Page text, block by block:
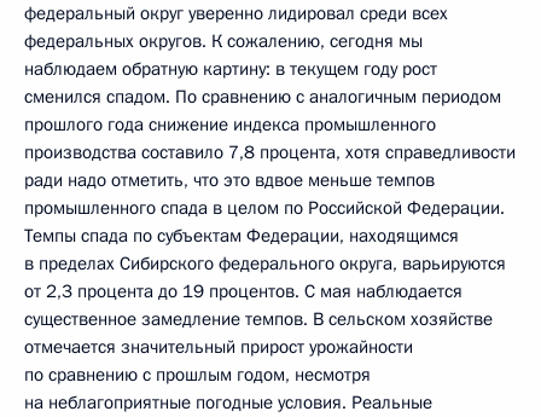
федеральный округ уверенно лидировал среди всех
федеральных округов. К сожалению, сегодня мы
наблюдаем обратную картину: в текущем году рост
сменился спадом. По сравнению с аналогичным периодом
прошлого года снижение индекса промышленного
производства составило 7,8 процента, хотя справедливости
ради надо отметить, что это вдвое меньше темпов
промышленного спада в целом по Российской Федерации.
Темпы спада по субъектам Федерации, находящимся
в пределах Сибирского федерального округа, варьируются
от 2,3 процента до 19 процентов. С мая наблюдается
существенное замедление темпов. В сельском хозяйстве
отмечается значительный прирост урожайности
по сравнению с прошлым годом, несмотря
на неблагоприятные погодные условия. Реальные